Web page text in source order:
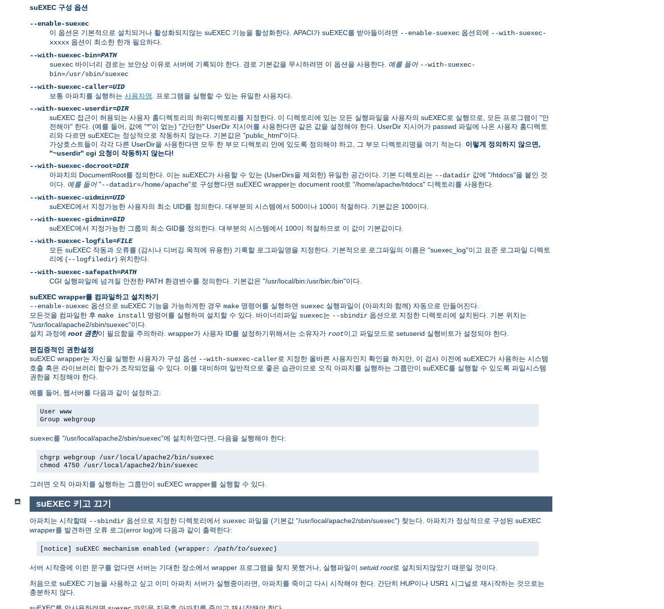
suEXEC 구성 옵션
--enable-suexec
이 옵션은 기본적으로 설치되거나 활성화되지않는 suEXEC 기능을 활성화한다. APACI가 suEXEC를 받아들이려면 --enable-suexec 옵션외에 --with-suexec-
xxxxx 옵션이 최소한 한개 필요하다.
--with-suexec-bin=PATH
suexec 바이너리 경로는 보안상 이유로 서버에 기록되야 한다. 경로 기본값을 무시하려면 이 옵션을 사용한다. 예를 들어 --with-suexec-
bin=/usr/sbin/suexec
--with-suexec-caller=UID
보통 아파치를 실행하는 사용자명. 프로그램을 실행할 수 있는 유일한 사용자다.
--with-suexec-userdir=DIR
suEXEC 접근이 허용되는 사용자 홈디렉토리의 하위디렉토리를 지정한다. 이 디렉토리에 있는 모든 실행파일을 사용자의 suEXEC로 실행므로, 모든 프로그램이 "안
전해야" 한다. (예를 들어, 값에 "*"이 없는) "간단한" UserDir 지시어를 사용한다면 같은 값을 설정해야 한다. UserDir 지시어가 passwd 파일에 나온 사용자 홈디렉토
리와 다르면 suEXEC는 정상적으로 작동하지 않는다. 기본값은 "public_html"이다.
가상호스트들이 각각 다른 UserDir을 사용한다면 모두 한 부모 디렉토리 안에 있도록 정의해야 하고, 그 부모 디렉토리명을 여기 적는다. 이렇게 정의하지 않으면,
"~userdir" cgi 요청이 작동하지 않는다!
--with-suexec-docroot=DIR
아파치의 DocumentRoot를 정의한다. 이는 suEXEC가 사용할 수 있는 (UserDirs을 제외한) 유일한 공간이다. 기본 디렉토리는 --datadir 값에 "/htdocs"을 붙인 것
이다. 예를 들어"--datadir=/home/apache"로 구성했다면 suEXEC wrapper는 document root로 "/home/apache/htdocs" 디렉토리를 사용한다.
--with-suexec-uidmin=UID
suEXEC에서 지정가능한 사용자의 최소 UID를 정의한다. 대부분의 시스템에서 500이나 100이 적절하다. 기본값은 100이다.
--with-suexec-gidmin=GID
suEXEC에서 지정가능한 그룹의 최소 GID를 정의한다. 대부분의 시스템에서 100이 적절하므로 이 값이 기본값이다.
--with-suexec-logfile=FILE
모든 suEXEC 작동과 오류를 (감시나 디버깅 목적에 유용한) 기록할 로그파일명을 지정한다. 기본적으로 로그파일의 이름은 "suexec_log"이고 표준 로그파일 디렉토
리에 (--logfiledir) 위치한다.
--with-suexec-safepath=PATH
CGI 실행파일에 넘겨질 안전한 PATH 환경변수를 정의한다. 기본값은 "/usr/local/bin:/usr/bin:/bin"이다.
suEXEC wrapper를 컴파일하고 설치하기
--enable-suexec 옵션으로 suEXEC 기능을 가능하게한 경우 make 명령어를 실행하면 suexec 실행파일이 (아파치와 함께) 자동으로 만들어진다.
모든것을 컴파일한 후 make install 명령어를 실행하여 설치할 수 있다. 바이너리파일 suexec는 --sbindir 옵션으로 지정한 디렉토리에 설치된다. 기본 위치는
"/usr/local/apache2/sbin/suexec"이다.
설치 과정에 root 권한이 필요함을 주의하라. wrapper가 사용자 ID를 설정하기위해서는 소유자가 root이고 파일모드로 setuserid 실행비트가 설정되야 한다.
편집증적인 권한설정
suEXEC wrapper는 자신을 실행한 사용자가 구성 옵션 --with-suexec-caller로 지정한 올바른 사용자인지 확인을 하지만, 이 검사 이전에 suEXEC가 사용하는 시스템
호출 혹은 라이브러리 함수가 조작되었을 수 있다. 이를 대비하며 일반적으로 좋은 습관이므로 오직 아파치를 실행하는 그룹만이 suEXEC를 실행할 수 있도록 파일시스템
권한을 지정해야 한다.
예를 들어, 웹서버를 다음과 같이 설정하고:
User www
Group webgroup
suexec를 "/usr/local/apache2/sbin/suexec"에 설치하였다면, 다음을 실행해야 한다:
chgrp webgroup /usr/local/apache2/bin/suexec
chmod 4750 /usr/local/apache2/bin/suexec
그러면 오직 아파치를 실행하는 그룹만이 suEXEC wrapper를 실행할 수 있다.
suEXEC 키고 끄기
아파치는 시작할때 --sbindir 옵션으로 지정한 디렉토리에서 suexec 파일을 (기본값 "/usr/local/apache2/sbin/suexec") 찾는다. 아파치가 정상적으로 구성된 suEXEC
wrapper를 발견하면 오류 로그(error log)에 다음과 같이 출력한다:
[notice] suEXEC mechanism enabled (wrapper: /path/to/suexec )
서버 시작중에 이런 문구를 없다면 서버는 기대한 장소에서 wrapper 프로그램을 찾지 못했거나, 실행파일이 setuid root로 설치되지않았기 때문일 것이다.
처음으로 suEXEC 기능을 사용하고 싶고 이미 아파치 서버가 실행중이라면, 아파치를 죽이고 다시 시작해야 한다. 간단히 HUP이나 USR1 시그널로 재시작하는 것으로는
충분하지 않다.